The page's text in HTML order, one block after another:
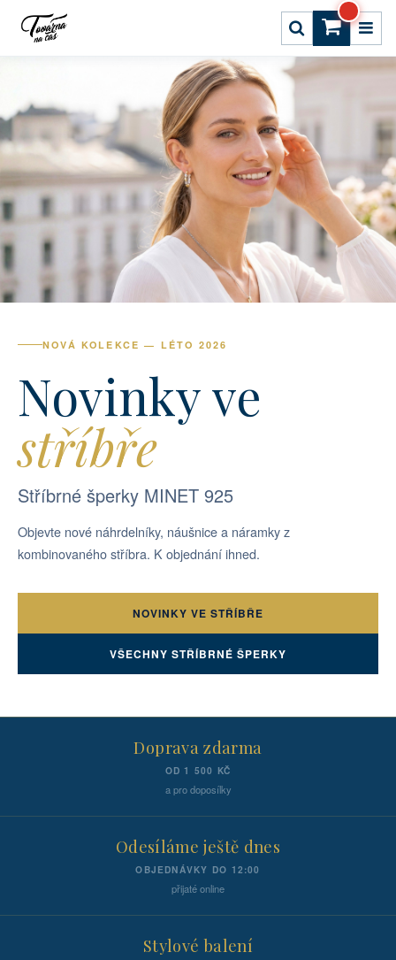
NOVÁ KOLEKCE — LÉTO 2026
Novinky ve
stříbře
Stříbrné šperky MINET 925
Objevte nové náhrdelníky, náušnice a náramky z
kombinovaného stříbra. K objednání ihned.
NOVINKY VE STŘÍBŘE
VŠECHNY STŘÍBRNÉ ŠPERKY
Doprava zdarma
OD 1 500 KČ
a pro doposílky
Odesíláme ještě dnes
OBJEDNÁVKY DO 12:00
přijaté online
Stylové balení